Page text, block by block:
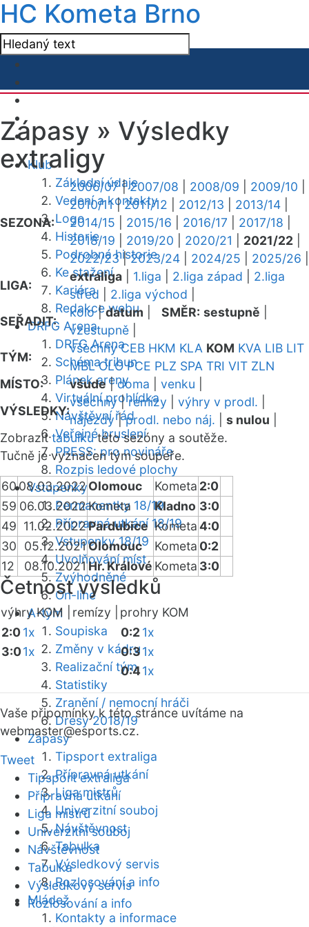
HC Kometa Brno
Klub
Základní údaje
Vedení a kontakty
Logo
Historie
Podrobná historie
Ke stažení
Kariéra
Redakce webu
DRFG Arena
DRFG Arena
Schéma tribun
Plánek areny
Virtuální prohlídka
Návštěvní řád
Veřejné bruslení
PRESS: pro novináře
Rozpis ledové plochy
Vstupenky
Permanentky 18/19
Přípravná utkání 18/19
Vstupenky 18/19
Uvolňování míst
Zvýhodněné
On-line
A-tým
Soupiska
Změny v kádru
Realizační tým
Statistiky
Zranění / nemocní hráči
Dresy 2018/19
Zápasy
Tipsport extraliga
Přípravná utkání
Liga mistrů
Univerzitní souboj
Návštěvnost
Tabulka
Výsledkový servis
Rozlosování a info
Mládež
Kontakty a informace
Zápasy » Výsledky
extraligy
SEZONA:
2006/07|2007/08 2008/09 2009/10
2010/11|2011/12 2012/13 2013/14
2014/15
2015/16 2016/17 2017/18
2018/19
2019/20 2020/21 2021/22
2022/23|2023/24 2024/25 2025/26
LIGA:
extraliga 1.liga 2.liga západ
2.liga
střed
2.liga východ
SEŘADIT:
kolo|datum SMĚR: sestupně
vzestupně
TÝM:
všechny CEB HKM KLA KOM KVA LIB LIT
MBL OLO PCE PLZ SPA TRI VIT ZLN
MÍSTO:
všude|doma venku
VÝSLEDKY:
všechny|remízy výhry v prodl.
nájezdy|prodl. nebo náj. s nulou
Zobrazittabulkutéto sezóny a soutěže.
Tučně je vyznačen tým soupeře.
6008.03.2022Olomouc Kometa 2:0
59 06.03.2022Kometa Kladno 3:0
49 11.02.2022Pardubice Kometa4:0
30
05.12.2021Olomouc Kometa 0:2
12
08.10.2021 Hr. Králové Kometa 3:0
Četnost výsledků
výhry KOM | remízy |
prohry KOM
2:01x
3:01x
0:21x
0:31x
0:41x
Vaše připomínky k této stránce uvítáme na
webmaster@esports.cz.
Tweet
Tipsport extraliga
Přípravná utkání
Liga mistrů
Univerzitní souboj
Návštěvnost
Tabulka
Výsledkový servis
Rozlosování a info